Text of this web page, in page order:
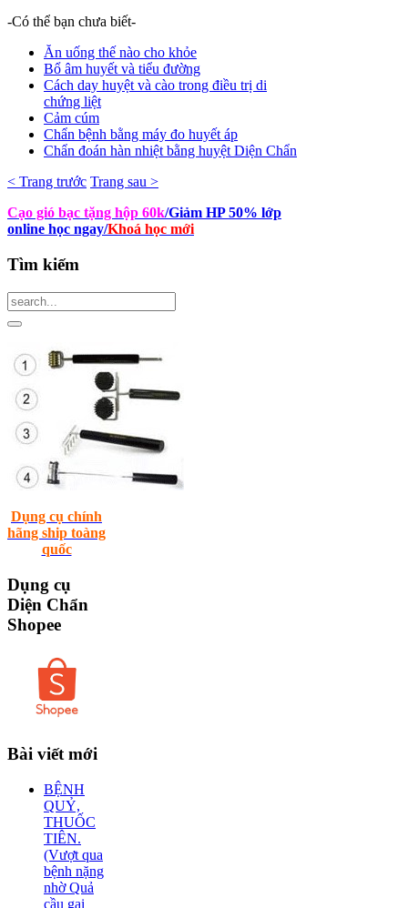
-Có thể bạn chưa biết-
Ăn uống thế nào cho khỏe
Bổ âm huyết và tiểu đường
Cách day huyệt và cào trong điều trị di
chứng liệt
Cảm cúm
Chẩn bệnh bằng máy đo huyết áp
Chẩn đoán hàn nhiệt bằng huyệt Diện Chẩn
< Trang trước Trang sau >
Cạo gió bạc tặng hộp 60k/Giảm HP 50% lớp
online học ngay/Khoá học mới
Tìm kiếm
Dụng cụ chính
hãng ship toàng
quốc
Dụng cụ
Diện Chẩn
Shopee
Bài viết mới
BỆNH
QUỶ,
THUỐC
TIÊN.
(Vượt qua
bệnh nặng
nhờ Quả
cầu gai